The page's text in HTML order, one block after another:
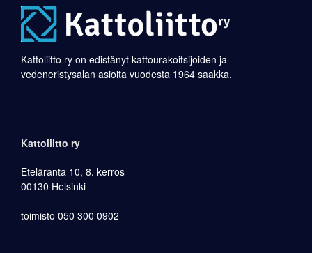
Kattoliitto ry on edistänyt kattourakoitsijoiden ja
vedeneristysalan asioita vuodesta 1964 saakka.
Kattoliitto ry
Eteläranta 10, 8. kerros
00130 Helsinki
toimisto 050 300 0902